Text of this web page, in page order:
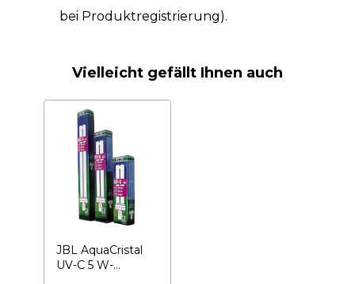
bei Produktregistrierung).
Vielleicht gefällt Ihnen auch
JBL AquaCristal
UV-C 5 W-